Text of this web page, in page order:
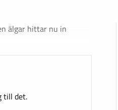
älgar hittar nu in
till det.